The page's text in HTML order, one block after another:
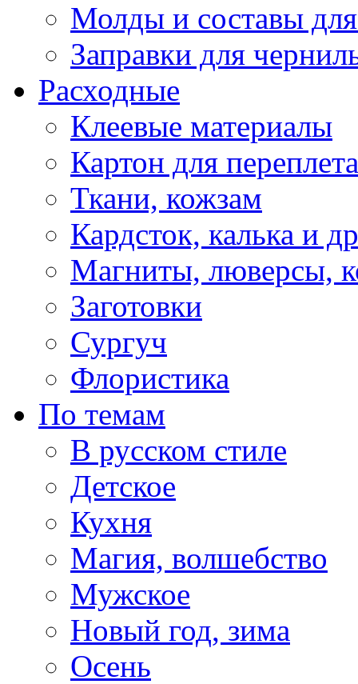
Молды и составы
Заправки для
Расходные
Клеевые материалы
Картон для переплета
Ткани, кожзам
Кардсток, калька и
Магниты, люверсы,
Заготовки
Сургуч
Флористика
По темам
В русском стиле
Детское
Кухня
Магия, волшебство
Мужское
Новый год, зима
Осень